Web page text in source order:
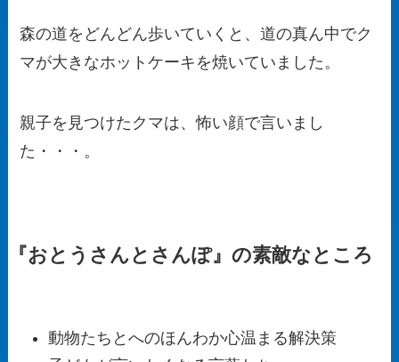
森の道をどんどん歩いていくと、道の真ん中でク
マが大きなホットケーキを焼いていました。
親子を見つけたクマは、怖い顔で言いまし
た・・・。
『おとうさんとさんぽ』の素敵なところ
動物たちとへのほんわか心温まる解決策